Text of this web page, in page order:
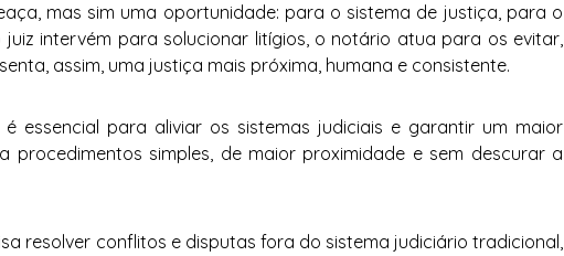
mas sim uma oportunidade: para o sistema de justiça, para o
intervém para solucionar litígios, o notário atua para os evitar,
assim, uma justiça mais próxima, humana e consistente.
essencial para aliviar os sistemas judiciais e garantir um maior
procedimentos simples, de maior proximidade e sem descurar a
resolver conflitos e disputas fora do sistema judiciário tradicional,